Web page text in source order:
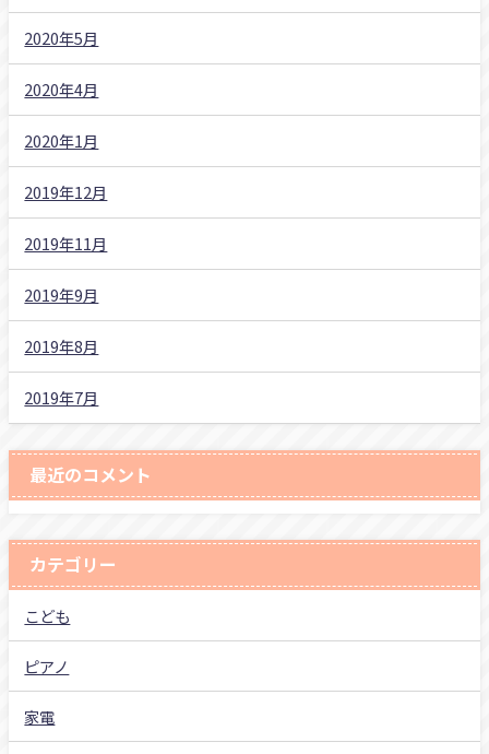
2020年5月
2020年4月
2020年1月
2019年12月
2019年11月
2019年9月
2019年8月
2019年7月
最近のコメント
カテゴリー
こども
ピアノ
家電